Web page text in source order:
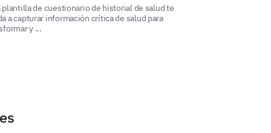
de salud se presenta en
plantilla de cuestionario de historial de salud te
a capturar información crítica de salud para
y ...